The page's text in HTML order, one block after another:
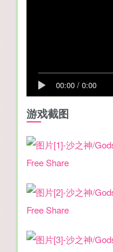
00:00 / 0:00
游戏截图